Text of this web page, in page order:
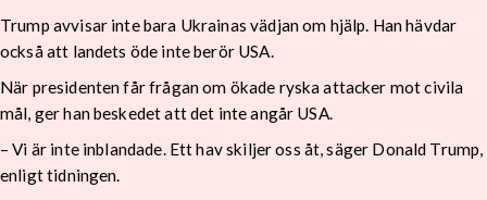
Trump avvisar inte bara Ukrainas vädjan om hjälp. Han hävdar
också att landets öde inte berör USA.
När presidenten får frågan om ökade ryska attacker mot civila
mål, ger han beskedet att det inte angår USA.
– Vi är inte inblandade. Ett hav skiljer oss åt, säger Donald Trump,
enligt tidningen.